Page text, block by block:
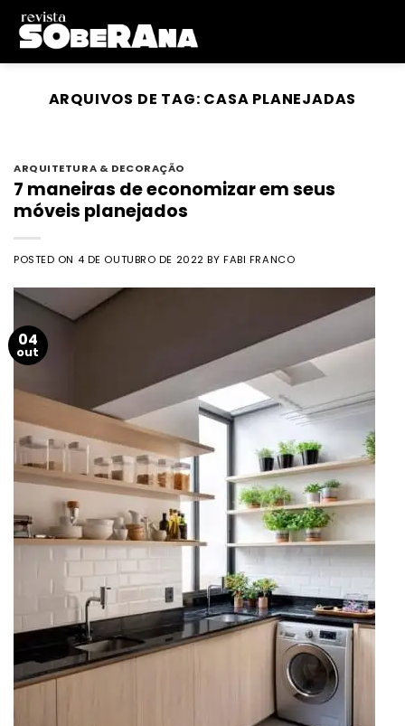
Skip
content
ARQUIVOS DE TAG: CASA PLANEJADAS
ARQUITETURA & DECORAÇÃO
7 maneiras de economizar em seus
móveis planejados
POSTED ON 4 DE OUTUBRO DE 2022 BYFABI FRANCO
04
out